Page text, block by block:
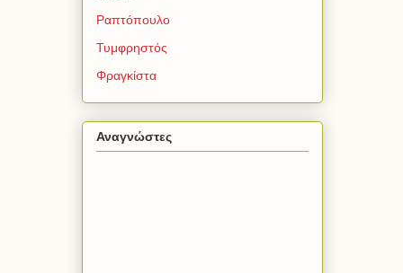
Ραπτόπουλο
Τυμφρηστός
Φραγκίστα
Αναγνώστες